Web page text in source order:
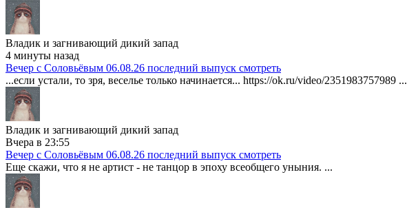
Владик и загнивающий дикий запад
4 минуты назад
Вечер с Соловьёвым 06.08.26 последний выпуск смотреть
...если устали, то зря, веселье только начинается... https://ok.ru/video/2351983757989 ...
Владик и загнивающий дикий запад
Вчера в 23:55
Вечер с Соловьёвым 06.08.26 последний выпуск смотреть
Еще скажи, что я не артист - не танцор в эпоху всеобщего уныния. ...